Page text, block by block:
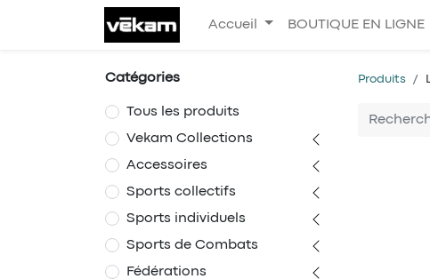
Accueil BOUTIQUE EN LIGNE
Catégories
Tous les produits
Vekam Collections
Accessoires
Sports collectifs
Sports individuels
Sports de Combats
Fédérations
Produits